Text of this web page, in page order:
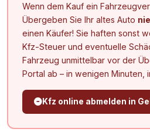
Wenn dem Kauf ein
Übergeben Sie Ihr altes Auto
einen Käufer! Sie haften sonst
Kfz-Steuer und eventuelle
Fahrzeug unmittelbar vor der
Portal ab – in wenigen Minuten,
Kfz online abmelden in